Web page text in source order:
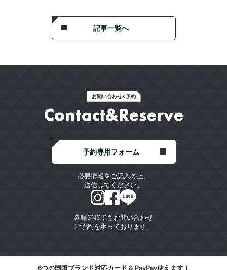
記事一覧へ
お問い合わせ&予約
Contact&Reserve
各種SNSでもお問い合わせ
ご予約を承っております。
予約専用フォーム
必要情報をご記入の上、
送信してください。
6つの国際ブランド対応カード & PayPay使えます！